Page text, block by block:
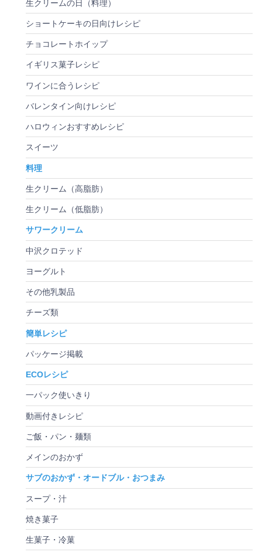
生クリームの日（料理）
ショートケーキの日向けレシピ
チョコレートホイップ
イギリス菓子レシピ
ワインに合うレシピ
バレンタイン向けレシピ
ハロウィンおすすめレシピ
スイーツ
料理
生クリーム（高脂肪）
生クリーム（低脂肪）
サワークリーム
中沢クロテッド
ヨーグルト
その他乳製品
チーズ類
簡単レシピ
パッケージ掲載
ECOレシピ
一パック使いきり
動画付きレシピ
ご飯・パン・麺類
メインのおかず
サブのおかず・オードブル・おつまみ
スープ・汁
焼き菓子
生菓子・冷菓